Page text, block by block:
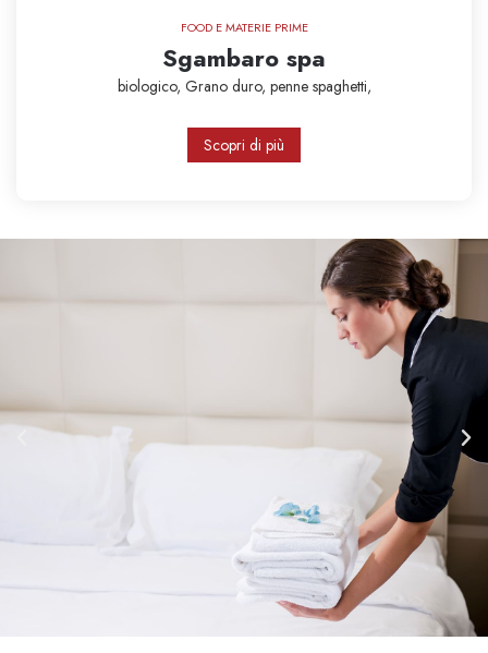
FOOD E MATERIE PRIME
Sgambaro spa
biologico, Grano duro, penne spaghetti,
Scopri di più